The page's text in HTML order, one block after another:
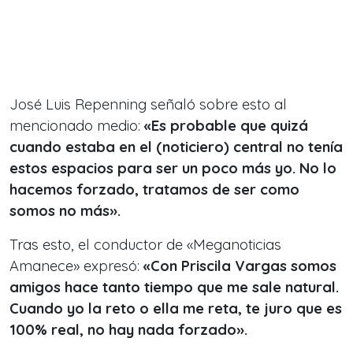
José Luis Repenning señaló sobre esto al
mencionado medio: «Es probable que quizá
cuando estaba en el (noticiero) central no tenía
estos espacios para ser un poco más yo. No lo
hacemos forzado, tratamos de ser como
somos no más».
Tras esto, el conductor de «Meganoticias
Amanece» expresó: «Con Priscila Vargas somos
amigos hace tanto tiempo que me sale natural.
Cuando yo la reto o ella me reta, te juro que es
100% real, no hay nada forzado».